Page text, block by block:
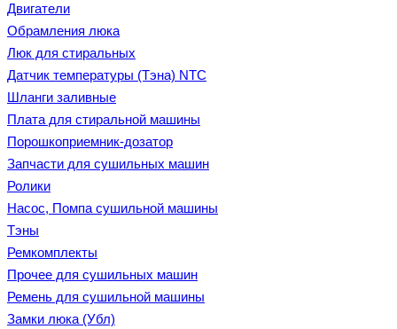
Двигатели
Обрамления люка
Люк для стиральных
Датчик температуры (Тэна) NTC
Шланги заливные
Плата для стиральной машины
Порошкоприемник-дозатор
Запчасти для сушильных машин
Ролики
Насос, Помпа сушильной машины
Тэны
Ремкомплекты
Прочее для сушильных машин
Ремень для сушильной машины
Замки люка (Убл)